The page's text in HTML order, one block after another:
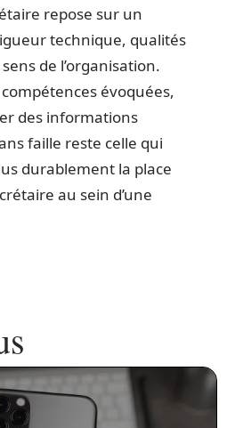
repose sur un
technique, qualités
de l’organisation.
évoquées,
des informations
faille reste celle qui
durablement la place
au sein d’une